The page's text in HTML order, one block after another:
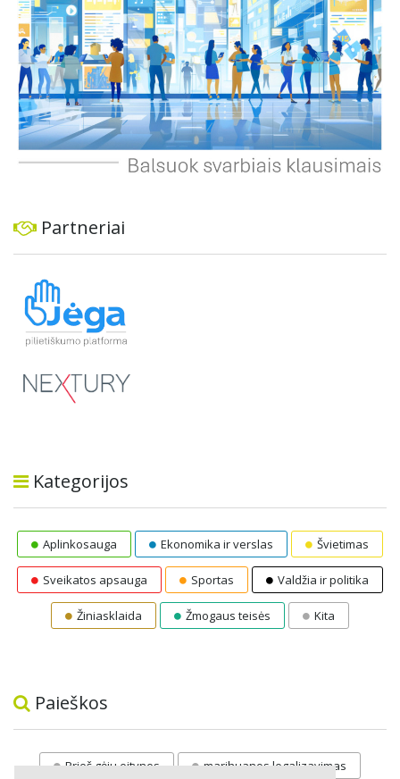
ir prisitaikymą prie sparčiai augančio miesto poreikių.
Partneriai
Kategorijos
Aplinkosauga Ekonomika ir verslas Švietimas
Sveikatos apsauga Sportas Valdžia ir politika
Žiniasklaida Žmogaus teisės Kita
Paieškos
Prieš gėju eitynes marihuanos legalizavimas